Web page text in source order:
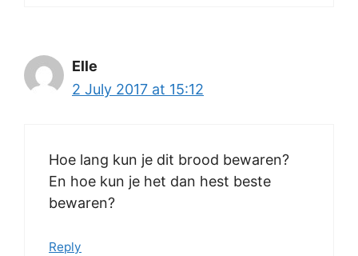
Elle
2 July 2017 at 15:12
Hoe lang kun je dit brood bewaren?
En hoe kun je het dan hest beste
bewaren?
Reply